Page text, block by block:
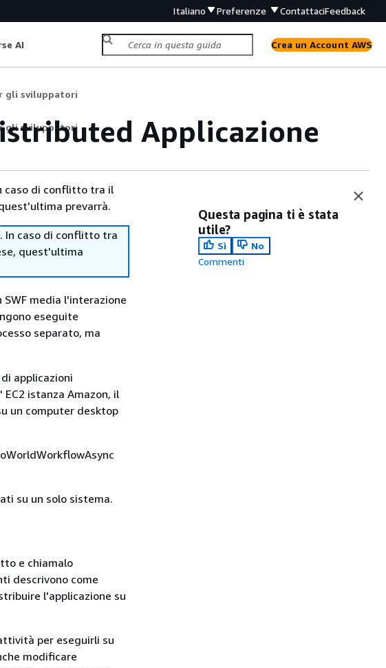
Italiano Preferenze ContattaciFeedback
AI Crea un Account AWS
gli sviluppatori
gli sviluppatori Applicazione
caso di conflitto tra il
prevarrà.
In caso di conflitto tra
quest'ultima
media l'interazione
eseguite
separato, ma
applicazioni
istanza Amazon, il
un computer desktop
su un solo sistema.
e chiamalo
descrivono come
l'applicazione su
per eseguirli su
modificare
Questa pagina ti è stata
utile?
Sì
No
Commenti